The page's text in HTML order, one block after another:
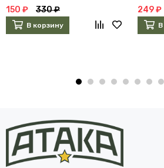
150 ₽ 330 ₽
В корзину
249 ₽